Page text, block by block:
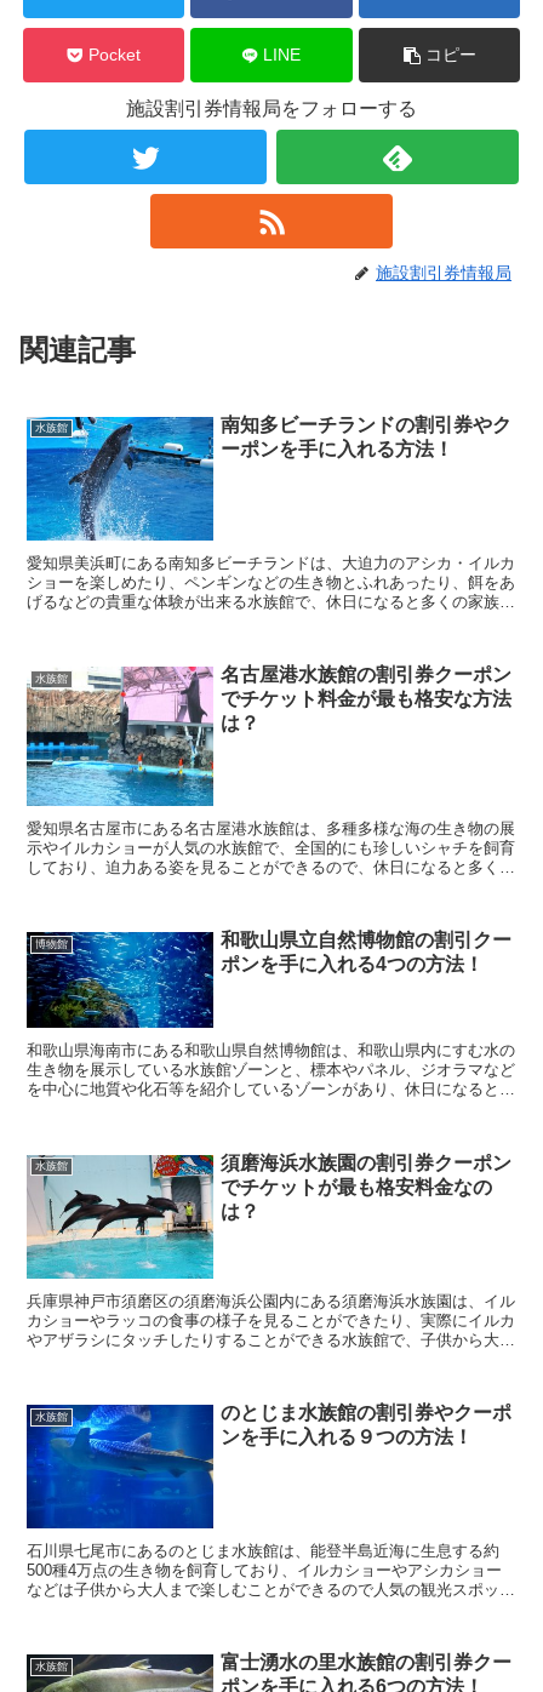
Pocket LINE コピー
施設割引券情報局をフォローする
施設割引券情報局
関連記事
水族館
南知多ビーチランドの割引券やク
ーポンを手に入れる方法！
愛知県美浜町にある南知多ビーチランドは、大迫力のアシカ・イルカ
ショーを楽しめたり、ペンギンなどの生き物とふれあったり、餌をあ
げるなどの貴重な体験が出来る水族館で、休日になると多くの家族連
水族館
名古屋港水族館の割引券クーポン
でチケット料金が最も格安な方法
は？
愛知県名古屋市にある名古屋港水族館は、多種多様な海の生き物の展
示やイルカショーが人気の水族館で、全国的にも珍しいシャチを飼育
しており、迫力ある姿を見ることができるので、休日になると多くの
博物館
和歌山県立自然博物館の割引クー
ポンを手に入れる4つの方法！
和歌山県海南市にある和歌山県自然博物館は、和歌山県内にすむ水の
生き物を展示している水族館ゾーンと、標本やパネル、ジオラマなど
を中心に地質や化石等を紹介しているゾーンがあり、休日になると多
水族館
須磨海浜水族園の割引券クーポン
でチケットが最も格安料金なの
は？
兵庫県神戸市須磨区の須磨海浜公園内にある須磨海浜水族園は、イル
カショーやラッコの食事の様子を見ることができたり、実際にイルカ
やアザラシにタッチしたりすることができる水族館で、子供から大人
水族館
のとじま水族館の割引券やクーポ
ンを手に入れる９つの方法！
石川県七尾市にあるのとじま水族館は、能登半島近海に生息する約
500種4万点の生き物を飼育しており、イルカショーやアシカショー
などは子供から大人まで楽しむことができるので人気の観光スポット
水族館
富士湧水の里水族館の割引券クー
ポンを手に入れる6つの方法！